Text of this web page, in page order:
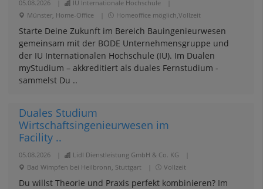
05.08.2026 IU Internationale Hochschule
Münster, Home-Office
Homeoffice möglich,Vollzeit
Starte Deine Zukunft im Bereich Bauingenieurwesen
gemeinsam mit der BODE Unternehmensgruppe und
der IU Internationalen Hochschule (IU). Im Dualen
myStudium – akkreditiert als duales Fernstudium -
sammelst Du ..
Duales Studium
Wirtschaftsingenieurwesen im
Facility ..
05.08.2026 Lidl Dienstleistung GmbH & Co. KG
Bad Wimpfen bei Heilbronn, Stuttgart
Vollzeit
Du willst Theorie und Praxis perfekt kombinieren? Im